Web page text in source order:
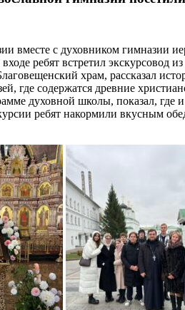
вместе с духовником
ребят встретил экскурсовод
храм, рассказал
где содержатся древние
духовной школы, показал,
ребят накормили вкусным